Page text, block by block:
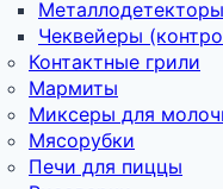
Металлодетекторы
Чеквейеры
Контактные грили
Мармиты
Миксеры для
Мясорубки
Печи для пиццы